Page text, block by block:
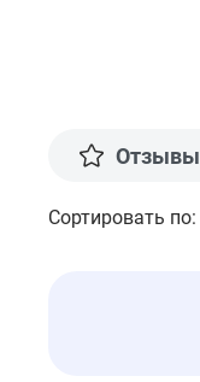
Отзывы
Сортировать по: